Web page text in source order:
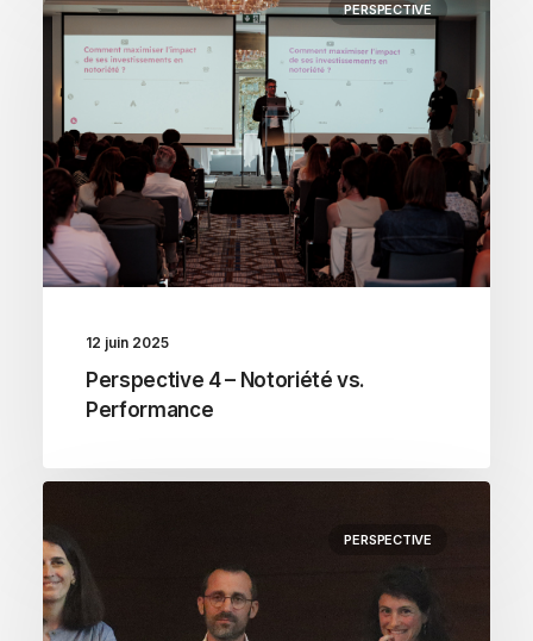
PERSPECTIVE
12 juin 2025
Perspective 4 – Notoriété vs.
Performance
PERSPECTIVE